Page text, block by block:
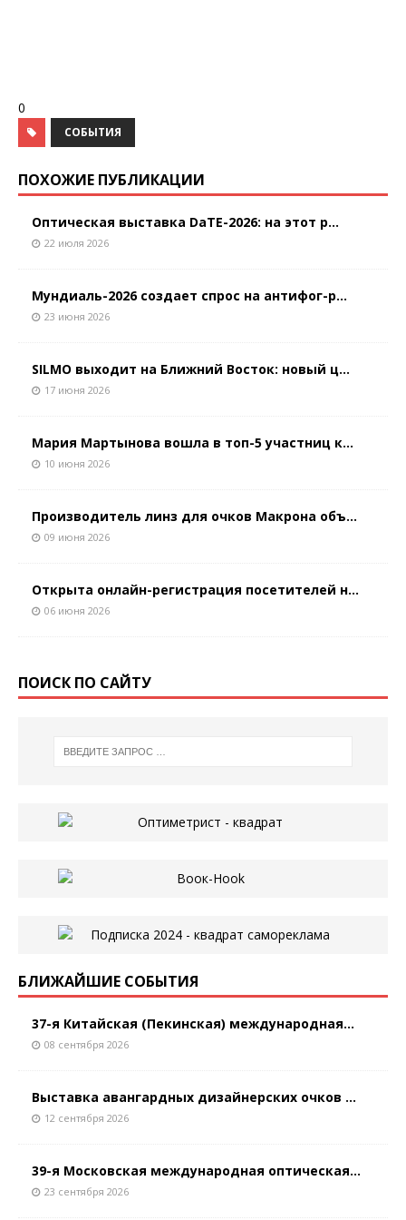
0
СОБЫТИЯ
ПОХОЖИЕ ПУБЛИКАЦИИ
Оптическая выставка DaTE-2026: на этот р...
22 июля 2026
Мундиаль-2026 создает спрос на антифог-р...
23 июня 2026
SILMO выходит на Ближний Восток: новый ц...
17 июня 2026
Мария Мартынова вошла в топ-5 участниц к...
10 июня 2026
Производитель линз для очков Макрона объ...
09 июня 2026
Открыта онлайн-регистрация посетителей н...
06 июня 2026
ПОИСК ПО САЙТУ
БЛИЖАЙШИЕ СОБЫТИЯ
37-я Китайская (Пекинская) международная...
08 сентября 2026
Выставка авангардных дизайнерских очков ...
12 сентября 2026
39-я Московская международная оптическая...
23 сентября 2026